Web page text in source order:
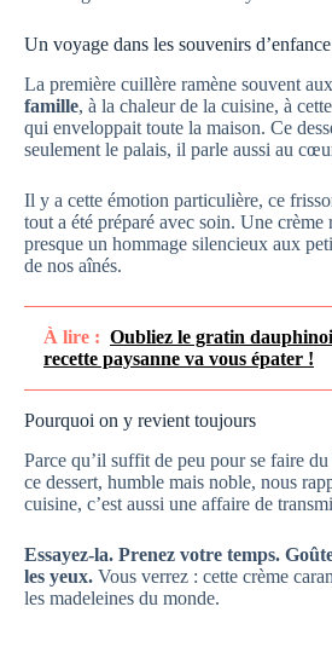
Un voyage dans les souvenirs d’enfance
La première cuillère ramène souvent aux
famille, à la chaleur de la cuisine, à
qui enveloppait toute la maison. Ce
seulement le palais, il parle aussi au
Il y a cette émotion particulière, ce
tout a été préparé avec soin. Une crème
presque un hommage silencieux aux
de nos aînés.
À lire : Oubliez le gratin
recette paysanne va vous épater !
Pourquoi on y revient toujours
Parce qu’il suffit de peu pour se faire
ce dessert, humble mais noble, nous
cuisine, c’est aussi une affaire de
Essayez-la. Prenez votre temps.
les yeux. Vous verrez : cette crème
les madeleines du monde.